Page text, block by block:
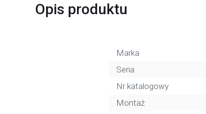
Opis produktu
Marka
Seria
Nr katalogowy
Montaż